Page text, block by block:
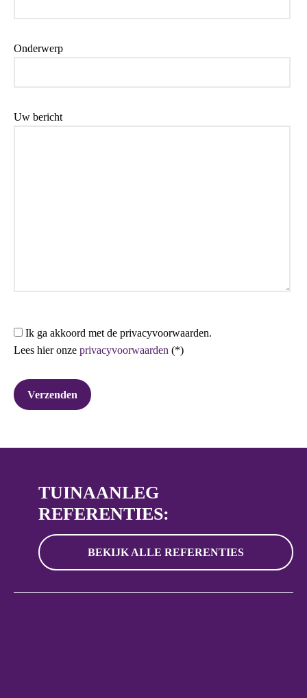
Onderwerp
Uw bericht
Ik ga akkoord met de privacyvoorwaarden.
Lees hier onze privacyvoorwaarden (*)
TUINAANLEG
REFERENTIES:
BEKIJK ALLE REFERENTIES